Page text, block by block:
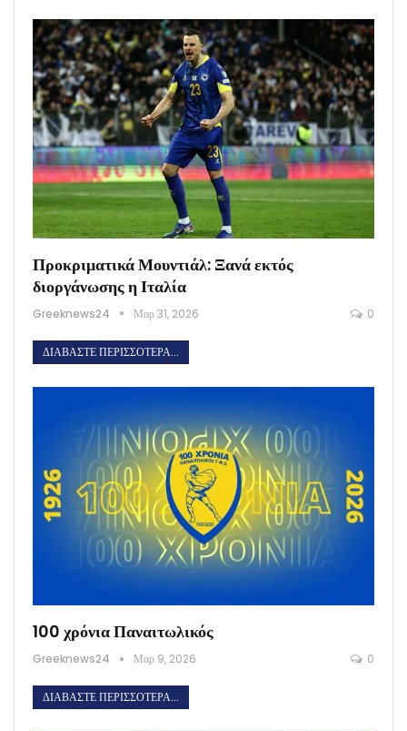
Προκριματικά Μουντιάλ: Ξανά εκτός
διοργάνωσης η Ιταλία
Greeknews24 Μαρ 31, 2026 0
ΔΙΑΒΆΣΤΕ ΠΕΡΙΣΣΌΤΕΡΑ...
100 χρόνια Παναιτωλικός
Greeknews24 Μαρ 9, 2026 0
ΔΙΑΒΆΣΤΕ ΠΕΡΙΣΣΌΤΕΡΑ...